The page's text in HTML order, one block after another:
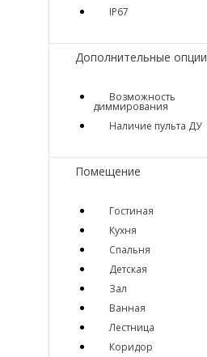
IP67
Дополнительные опции
Возможность
диммирования
Наличие пульта ДУ
Помещение
Гостиная
Кухня
Спальня
Детская
Зал
Ванная
Лестница
Коридор